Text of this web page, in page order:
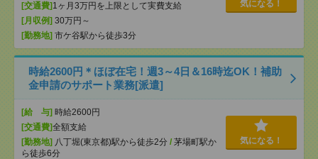
[交通費] 1ヶ月3万円を上限として実費支給
[月収例] 30万円～
[勤務地] 市ケ谷駅から徒歩3分
気になる！
時給2600円＊ほぼ在宅！週3～4日＆16時迄OK！補助
金申請のサポート業務[派遣]
[給 与] 時給2600円
[交通費]全額支給
[勤務地] 八丁堀(東京都)駅から徒歩2分 / 茅場町駅か
ら徒歩6分
気になる！